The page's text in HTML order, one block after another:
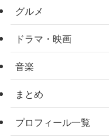
グルメ
ドラマ・映画
音楽
まとめ
プロフィール一覧